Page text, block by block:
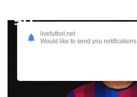
livefutbol.net
Would like to send you notifications